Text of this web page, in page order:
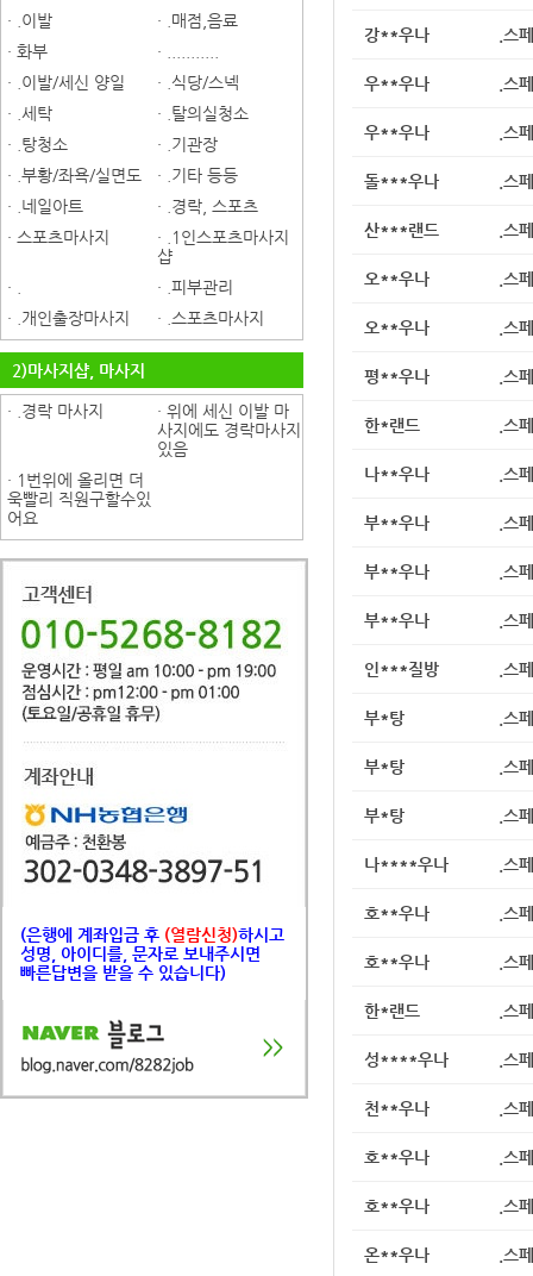
· .이발
· .매점,음료
· 화부
· ...........
· .이발/세신 양일
· .식당/스넥
· .세탁
· .탈의실청소
· .탕청소
· .기관장
· .부황/좌욕/실면도
· .기타 등등
· .네일아트
· .경락, 스포츠
· 스포츠마사지
· .1인스포츠마사지
샵
· .
· .피부관리
· .개인출장마사지
· .스포츠마사지
2)마사지샵, 마사지
· .경락 마사지
· 위에 세신 이발 마
사지에도 경락마사지
있음
· 1번위에 올리면 더
욱빨리 직원구할수있
어요
(은행에 계좌입금 후 (열람신청)하시고
성명, 아이디를, 문자로 보내주시면
빠른답변을 받을 수 있습니다)
강**우나 .스
우**우나 .스
우**우나 .스
돌***우나 .스
산***랜드 .스
오**우나 .스
오**우나 .스
평**우나 .스
한*랜드 .스
나**우나 .스
부**우나 .스
부**우나 .스
부**우나 .스
인***질방 .스
부*탕 .스
부*탕 .스
부*탕 .스
나****우나 .스
호**우나 .스
호**우나 .스
한*랜드 .스
성****우나 .스
천**우나 .스
호**우나 .스
호**우나 .스
온**우나 .스